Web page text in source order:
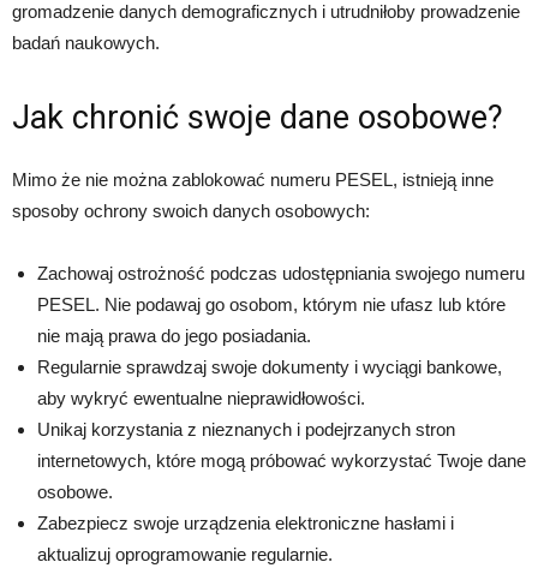
gromadzenie danych demograficznych i utrudniłoby prowadzenie
badań naukowych.
Jak chronić swoje dane osobowe?
Mimo że nie można zablokować numeru PESEL, istnieją inne
sposoby ochrony swoich danych osobowych:
Zachowaj ostrożność podczas udostępniania swojego numeru
PESEL. Nie podawaj go osobom, którym nie ufasz lub które
nie mają prawa do jego posiadania.
Regularnie sprawdzaj swoje dokumenty i wyciągi bankowe,
aby wykryć ewentualne nieprawidłowości.
Unikaj korzystania z nieznanych i podejrzanych stron
internetowych, które mogą próbować wykorzystać Twoje dane
osobowe.
Zabezpiecz swoje urządzenia elektroniczne hasłami i
aktualizuj oprogramowanie regularnie.